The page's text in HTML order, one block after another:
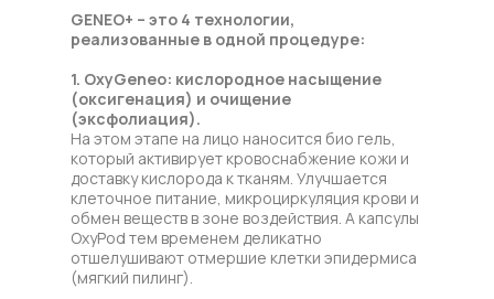
GENEO+ – это 4 технологии,
реализованные в одной процедуре:
1. OxyGeneo: кислородное насыщение
(оксигенация) и очищение
(эксфолиация).
На этом этапе на лицо наносится био гель,
который активирует кровоснабжение кожи и
доставку кислорода к тканям. Улучшается
клеточное питание, микроциркуляция крови и
обмен веществ в зоне воздействия. А капсулы
OxyPod тем временем деликатно
отшелушивают отмершие клетки эпидермиса
(мягкий пилинг).